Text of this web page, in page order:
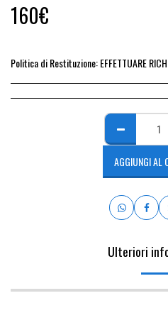
160€
Politica di Restituzione:EFFETTUARE RICHIESTA DI RESO ENTRO 14 GIORNI DALL&#039;ACQUISTO DEL RICAMBIO, IL RIMBORSO VIENE EMESSO ALLA
AGGIUNGI AL
Ulteriori